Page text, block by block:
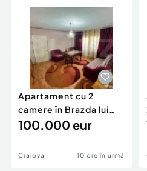
Animale de companie
Afaceri și echipamente
Inchiriere Bunuri si Vehicule
Piese auto si accesorii
Dacia Duster
Apartament cu 2
camere în Brazda lui
Novac
100.000 eur
Craiova 10 ore în urmă